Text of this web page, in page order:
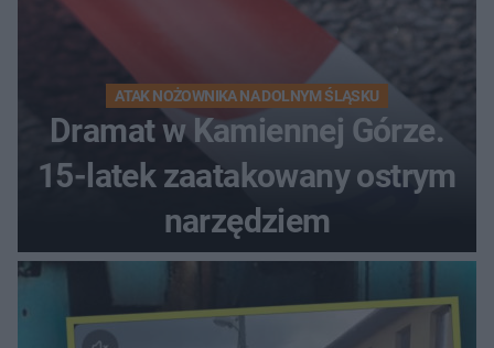
ATAK NOŻOWNIKA NA DOLNYM ŚLĄSKU
Dramat w Kamiennej Górze.
15-latek zaatakowany ostrym
narzędziem